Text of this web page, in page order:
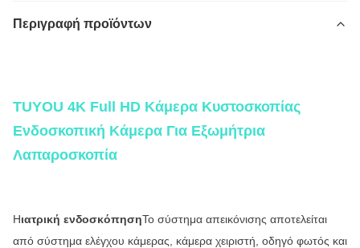
Περιγραφή προϊόντων
TUYOU 4K Full HD Κάμερα Κυστοσκοπίας
Ενδοσκοπική Κάμερα Για Εξωμήτρια
Λαπαροσκοπία
Ηιατρική ενδοσκόπησηΤο σύστημα απεικόνισης αποτελείται
από σύστημα ελέγχου κάμερας, κάμερα χειριστή, οδηγό φωτός και